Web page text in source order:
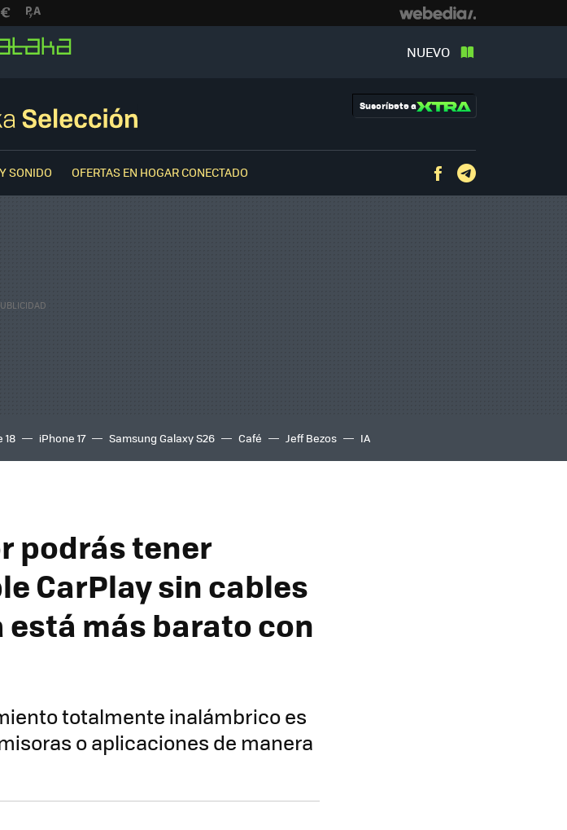
NUEVO
Suscríbete a
SONIDO OFERTAS EN HOGAR CONECTADO Facebook
18 iPhone 17 Samsung Galaxy S26 Café Jeff Bezos IA
podrás tener
CarPlay sin cables
está más barato con
totalmente inalámbrico es
o aplicaciones de manera